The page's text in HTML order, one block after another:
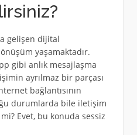
gelişen dijital
yaşamaktadır.
gibi anlık mesajlaşma
ayrılmaz bir parçası
bağlantısının
durumlarda bile iletişim
Evet, bu konuda sessiz